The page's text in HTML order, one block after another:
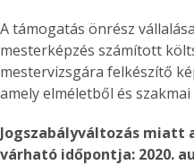
A támogatás önrész
mesterképzés számított
mestervizsgára felkészítő
amely elméletből és
Jogszabályváltozás miatt
várható időpontja: 2020.